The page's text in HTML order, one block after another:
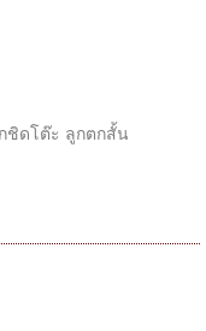
ชิดโต๊ะ ลูกตกสั้น